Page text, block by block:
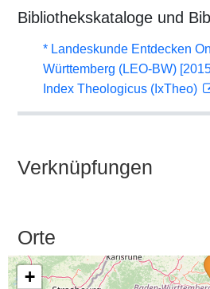
Bibliothekskataloge und
* Landeskunde Entdecken
Württemberg (LEO-BW)
Index Theologicus (IxTheo)
Verknüpfungen
Orte
+